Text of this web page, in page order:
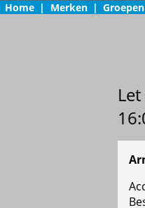
Home | Merken | Groepen